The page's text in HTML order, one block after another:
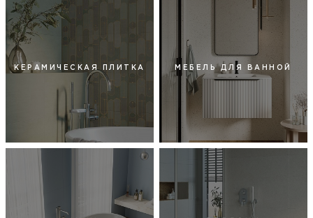
КЕРАМИЧЕСКАЯ ПЛИТКА МЕБЕЛЬ ДЛЯ ВАННОЙ